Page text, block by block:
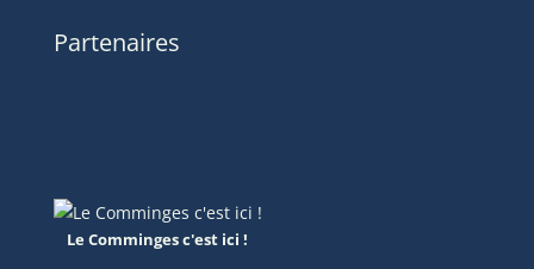
Partenaires
Le Comminges c'est ici !